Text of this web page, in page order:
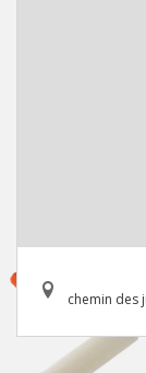
chemin des